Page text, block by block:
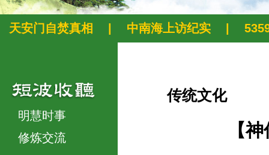
天安门自焚真相 中南海上访纪实
明慧时事
修炼交流
传统文化
【